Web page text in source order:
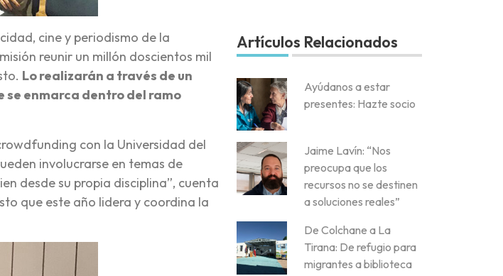
cine y periodismo de la
reunir un millón doscientos mil
Lo realizarán a través de un
enmarca dentro del ramo
con la Universidad del
involucrarse en temas de
desde su propia disciplina”, cuenta
que este año lidera y coordina la
Artículos Relacionados
Ayúdanos a estar
presentes: Hazte socio
Jaime Lavín: “Nos
preocupa que los
recursos no se destinen
a soluciones reales”
De Colchane a La
Tirana: De refugio para
migrantes a biblioteca